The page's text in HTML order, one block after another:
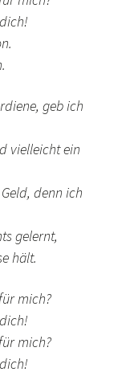
geb ich
vielleicht ein
denn ich
gelernt,
hält.
mich?
mich?